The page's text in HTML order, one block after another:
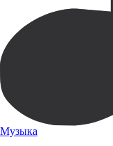
Музыка